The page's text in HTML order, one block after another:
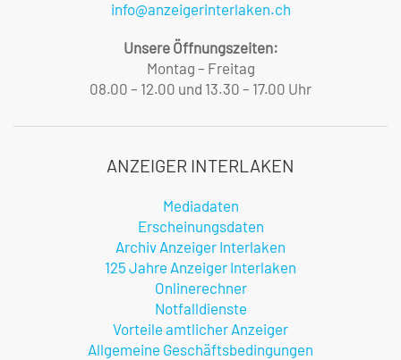
info@anzeigerinterlaken.ch
Unsere Öffnungszeiten:
Montag – Freitag
08.00 – 12.00 und 13.30 – 17.00 Uhr
ANZEIGER INTERLAKEN
Mediadaten
Erscheinungsdaten
Archiv Anzeiger Interlaken
125 Jahre Anzeiger Interlaken
Onlinerechner
Notfalldienste
Vorteile amtlicher Anzeiger
Allgemeine Geschäftsbedingungen